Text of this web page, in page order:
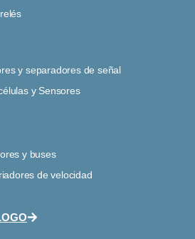
y separadores de señal
y Sensores
y buses
de velocidad